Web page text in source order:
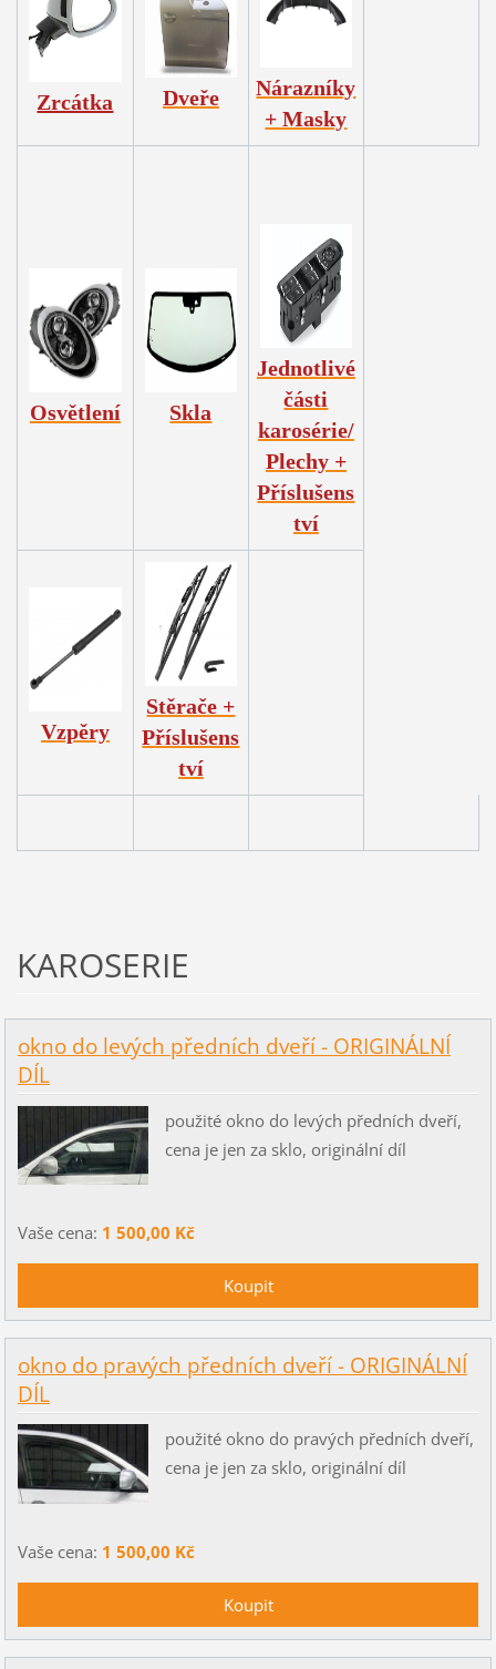
Zrcátka Dveře
Nárazníky
+ Masky
Osvětlení Skla
Jednotlivé
části
karosérie/
Plechy +
Příslušens
tví
Vzpěry
Stěrače +
Příslušens
tví
KAROSERIE
okno do levých předních dveří - ORIGINÁLNÍ
DÍL
použité okno do levých předních dveří,
cena je jen za sklo, originální díl
Vaše cena: 1 500,00 Kč
okno do pravých předních dveří - ORIGINÁLNÍ
DÍL
použité okno do pravých předních dveří,
cena je jen za sklo, originální díl
Vaše cena: 1 500,00 Kč